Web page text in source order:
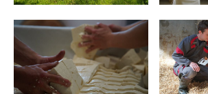
NO SE LO PIERDA
LA PLENA
VISITAS Y SABER